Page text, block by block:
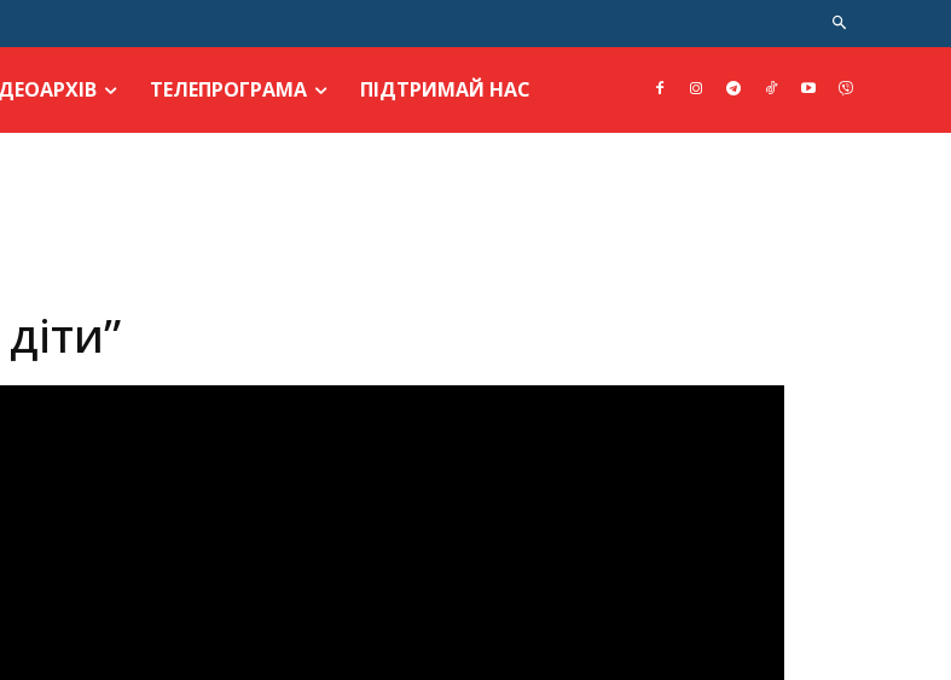
ТЕЛЕПРОГРАМА ПІДТРИМАЙ НАС